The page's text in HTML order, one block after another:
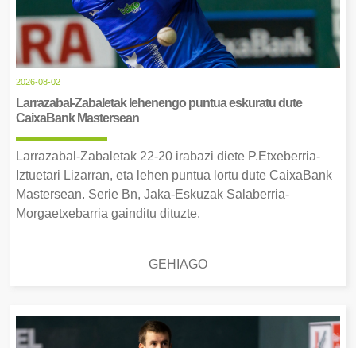
2026-08-02
Larrazabal-Zabaletak lehenengo puntua eskuratu dute
CaixaBank Mastersean
Larrazabal-Zabaletak 22-20 irabazi diete P.Etxeberria-
Iztuetari Lizarran, eta lehen puntua lortu dute CaixaBank
Mastersean. Serie Bn, Jaka-Eskuzak Salaberria-
Morgaetxebarria gainditu dituzte.
GEHIAGO